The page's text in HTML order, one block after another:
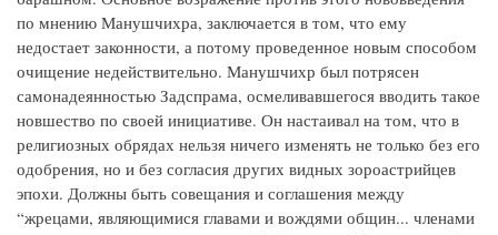
по мнению Манушчихра, заключается в том, что ему
недостает законности, а потому проведенное новым способом
очищение недействительно. Манушчихр был потрясен
самонадеянностью Задспрама, осмеливавшегося вводить такое
новшество по своей инициативе. Он настаивал на том, что в
религиозных обрядах нельзя ничего изменять не только без его
одобрения, но и без согласия других видных зороастрийцев
эпохи. Должны быть совещания и соглашения между
“жрецами, являющимися главами и вождями общин... членами